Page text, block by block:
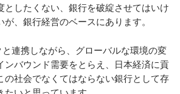
としたくない、銀行を破綻させてはいけ
、銀行経営のベースにあります。
連携しながら、グローバルな環境の変
ンバウンド需要をとらえ、日本経済に貢
の社会でなくてはならない銀行として存